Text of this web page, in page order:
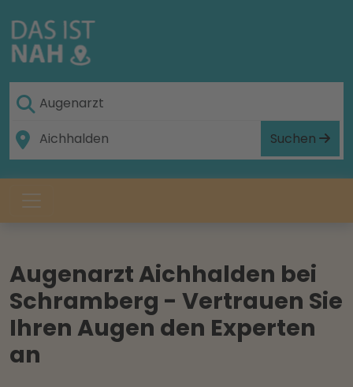
Suchen
Augenarzt Aichhalden bei
Schramberg - Vertrauen Sie
Ihren Augen den Experten
an